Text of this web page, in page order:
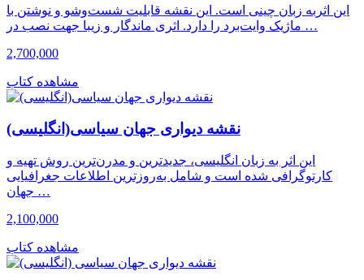
این اثربه زبان چینی است. این نقشه قابلیت شست‌وشو و نوشتن با
ماژیک وایت‌برد را دارد. اثری ماندگار و زیبا جهت نصب در …
2,700,000
مشاهده کتاب
نقشه دیواری جهان سیاسی(انگلیسی)
این اثر به زبان انگلیسی، جدیدترین و مدرن‌ترین روش تهیه و
کارتوگرافی شده است و شامل به‌روزترین اطلاعات جغرافیایی
جهان …
2,100,000
مشاهده کتاب